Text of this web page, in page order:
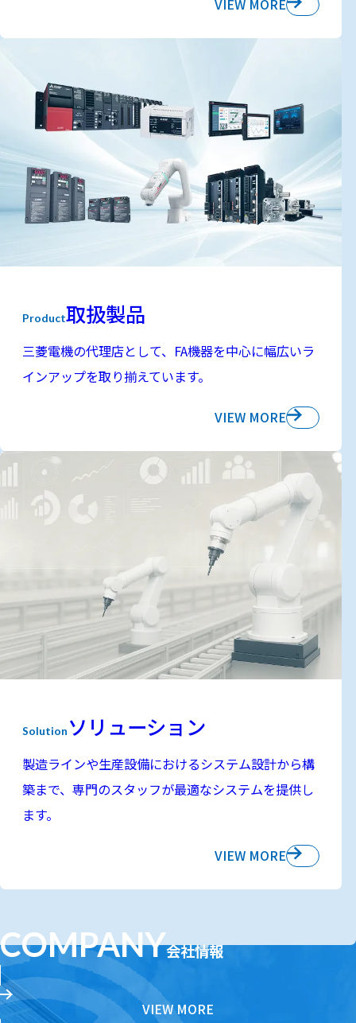
Product取扱製品
三菱電機の代理店として、FA機器を中心に幅広いラ
インアップを取り揃えています。
VIEW MORE
Solution ソリューション
製造ラインや生産設備におけるシステム設計から構
築まで、専門のスタッフが最適なシステムを提供し
ます。
VIEW MORE
COMPANY会社情報
VIEW MORE